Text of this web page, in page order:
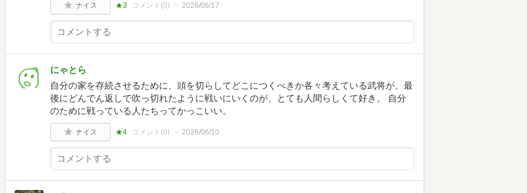
ナイス ★3 コメント(0) 2026/06/17
にゃとら
自分の家を存続させるために、頭を切らしてどこにつくべきか各々考えている武将が、最
後にどんでん返しで吹っ切れたように戦いにいくのが、とても人間らしくて好き。 自分
のために戦っている人たちってかっこいい。
ナイス ★4 コメント(0) 2026/06/10